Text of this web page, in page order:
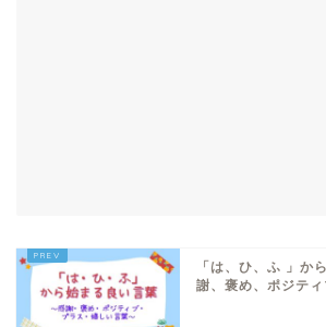
「は、ひ、ふ 」か
謝、褒め、ポジテ